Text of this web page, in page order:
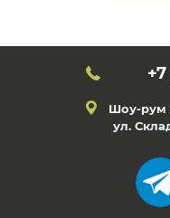
+7
Шоу-рум
ул.